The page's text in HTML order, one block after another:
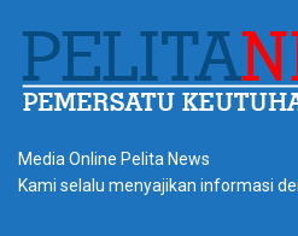
Media Online Pelita News
Kami selalu menyajikan informasi